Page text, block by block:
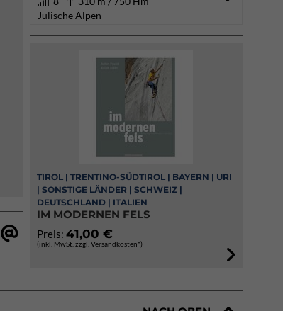
Julische Alpen
TIROL | TRENTINO-SÜDTIROL | BAYERN | URI
| SONSTIGE LÄNDER | SCHWEIZ |
DEUTSCHLAND | ITALIEN
IM MODERNEN FELS
Preis: 41,00 €
(inkl. MwSt. zzgl. Versandkosten*)